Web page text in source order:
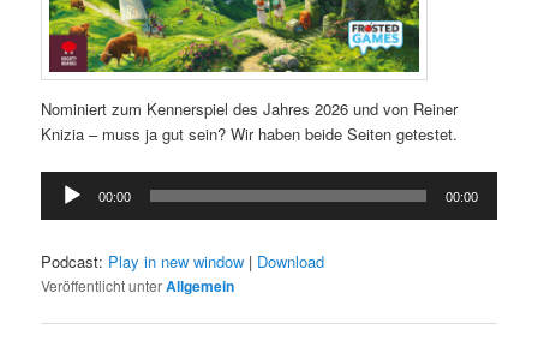
Nominiert zum Kennerspiel des Jahres 2026 und von Reiner
Knizia – muss ja gut sein? Wir haben beide Seiten getestet.
Audio-
Player
00:00 00:00
Podcast: Play in new window | Download
Veröffentlicht unterAllgemein